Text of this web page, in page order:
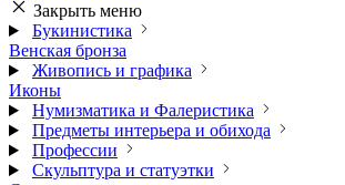
Закрыть меню
Букинистика
Венская бронза
Живопись и графика
Иконы
Нумизматика и Фалеристика
Предметы интерьера и обихода
Профессии
Скульптура и статуэтки